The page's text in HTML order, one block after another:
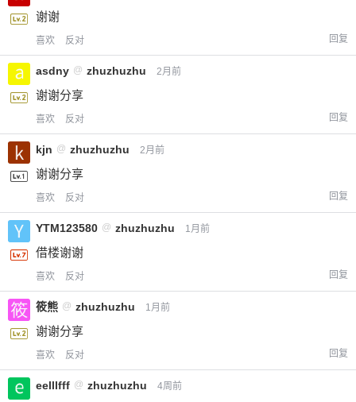
谢谢
喜欢 反对 回复
asdny @ zhuzhuzhu 2月前
谢谢分享
喜欢 反对 回复
kjn @ zhuzhuzhu 2月前
谢谢分享
喜欢 反对 回复
YTM123580 @ zhuzhuzhu 1月前
借楼谢谢
喜欢 反对 回复
筱熊 @ zhuzhuzhu 1月前
谢谢分享
喜欢 反对 回复
eelllfff @ zhuzhuzhu 4周前